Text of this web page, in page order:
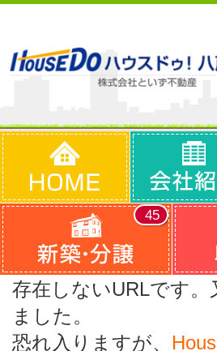
45
存在しないURLです
ました。
恐れ入りますが、